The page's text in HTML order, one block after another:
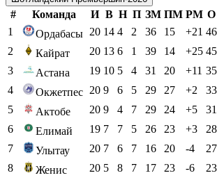
# Команда И В Н П ЗМ ПМ РМ О
1
Ордабасы 20 14 4 2 36 15 +21 46
2
Кайрат 20 13 6 1 39 14 +25 45
3
Астана 19 10 5 4 31 20 +11 35
4
Окжетпес 20 9 6 5 29 27 +2 33
5
Актобе 20 9 4 7 29 24 +5 31
6
Елимай 19 7 7 5 26 23 +3 28
7
Улытау 20 7 6 7 16 20 -4 27
8
Женис 20 5 8 7 17 23 -6 23